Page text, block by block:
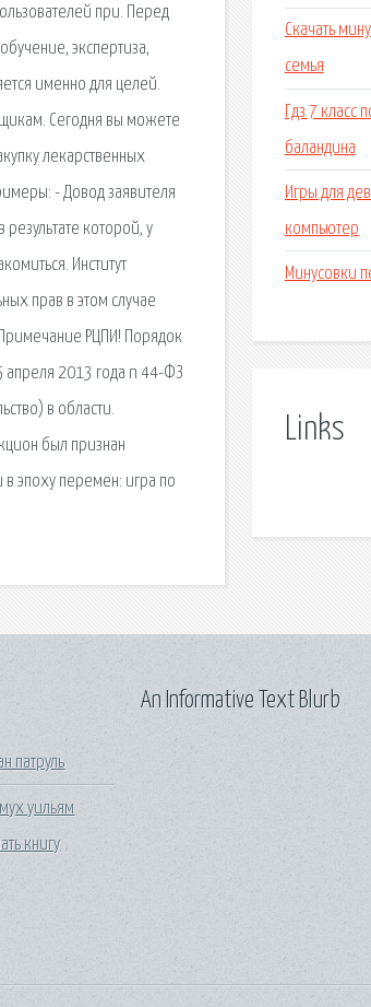
при. Перед
экспертиза,
именно для целей.
Сегодня вы можете
лекарственных
- Довод заявителя
которой, у
Институт
прав в этом случае
РЦПИ! Порядок
апреля 2013 года n 44-ФЗ
в области.
был признан
в эпоху перемен: игра по
Скачать
семья
Гдз 7 класс
баландина
Игры для
компьютер
Минусовки
Links
патруль
уильям
книгу
An Informative Text Blurb